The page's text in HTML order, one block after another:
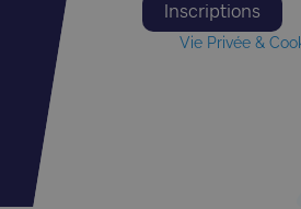
Inscriptions
Vie Privée &